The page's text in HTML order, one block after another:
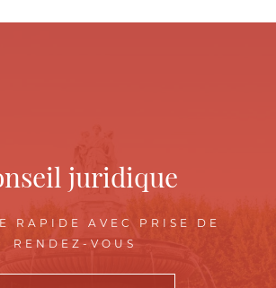
juridique
RAPIDE AVEC PRISE DE
RENDEZ-VOUS